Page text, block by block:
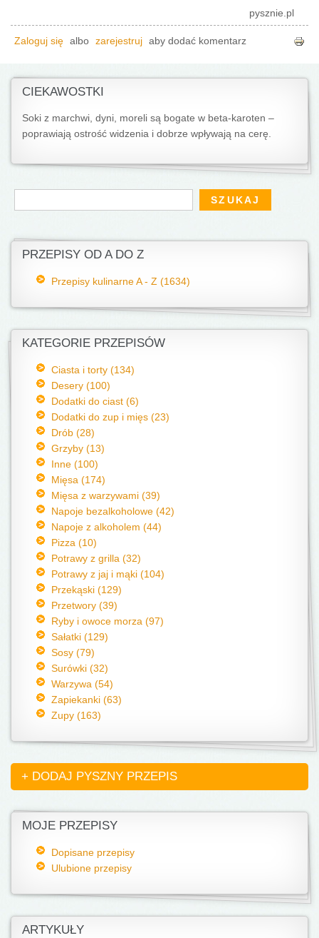
pysznie.pl
Zaloguj się albo zarejestruj aby dodać komentarz
CIEKAWOSTKI
Soki z marchwi, dyni, moreli są bogate w beta-karoten –
poprawiają ostrość widzenia i dobrze wpływają na cerę.
Formularz wyszukiwania
Szukaj
PRZEPISY OD A DO Z
Przepisy kulinarne A - Z (1634)
KATEGORIE PRZEPISÓW
Ciasta i torty (134)
Desery (100)
Dodatki do ciast (6)
Dodatki do zup i mięs (23)
Drób (28)
Grzyby (13)
Inne (100)
Mięsa (174)
Mięsa z warzywami (39)
Napoje bezalkoholowe (42)
Napoje z alkoholem (44)
Pizza (10)
Potrawy z grilla (32)
Potrawy z jaj i mąki (104)
Przekąski (129)
Przetwory (39)
Ryby i owoce morza (97)
Sałatki (129)
Sosy (79)
Surówki (32)
Warzywa (54)
Zapiekanki (63)
Zupy (163)
+ DODAJ PYSZNY PRZEPIS
MOJE PRZEPISY
Dopisane przepisy
Ulubione przepisy
ARTYKUŁY